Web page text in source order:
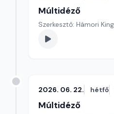
Múltidéző
Szerkesztő: Hámori
2026. 06. 22. hétfő
Múltidéző